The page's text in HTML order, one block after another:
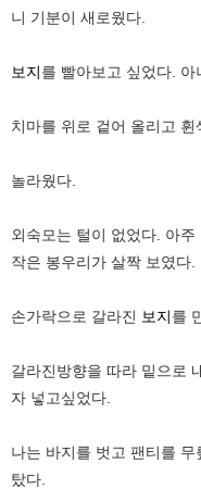
니 기분이 새로웠다.
보지를 빨아보고 싶었다. 아
치마를 위로 겉어 올리고 휜
놀라웠다.
외숙모는 털이 없었다. 아
작은 봉우리가 살짝 보였다.
손가락으로 갈라진 보지를
갈라진방향을 따라 밑으로
자 넣고싶었다.
나는 바지를 벗고 팬티를
탔다.